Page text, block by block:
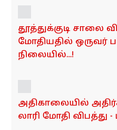
தூத்துக்குடி சாலை
மோதியதில் ஒருவர்
நிலையில்...!
அதிகாலையில்
லாரி மோதி